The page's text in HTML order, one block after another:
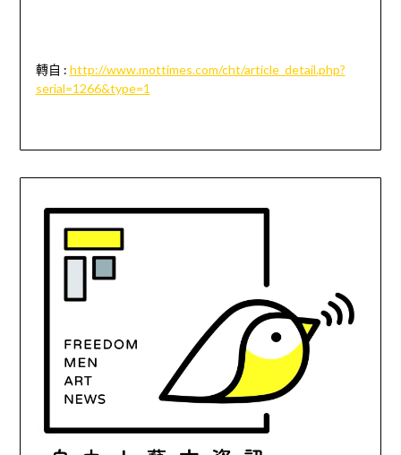
轉自 : http://www.mottimes.com/cht/article_detail.php?
serial=1266&type=1